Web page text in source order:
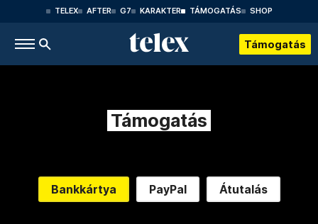
TELEX AFTER G7 KARAKTER TÁMOGATÁS SHOP
Támogatás
Támogatás
Bankkártya PayPal Átutalás